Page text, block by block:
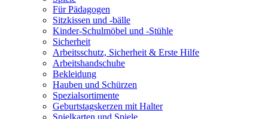
Für Pädagogen
Sitzkissen und -bälle
Kinder-Schulmöbel und -Stühle
Sicherheit
Arbeitsschutz, Sicherheit & Erste Hilfe
Arbeitshandschuhe
Bekleidung
Hauben und Schürzen
Spezialsortimente
Geburtstagskerzen mit Halter